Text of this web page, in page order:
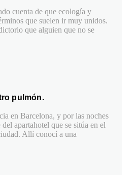
cuenta de que ecología y
que suelen ir muy unidos.
que alguien que no se
pulmón.
en Barcelona, y por las noches
apartahotel que se sitúa en el
Allí conocí a una